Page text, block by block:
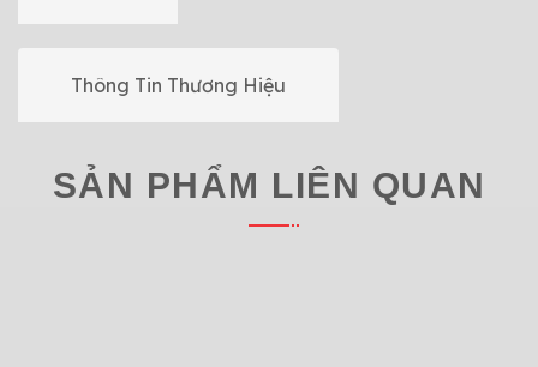
Thông Tin Thương Hiệu
SẢN PHẨM LIÊN QUAN